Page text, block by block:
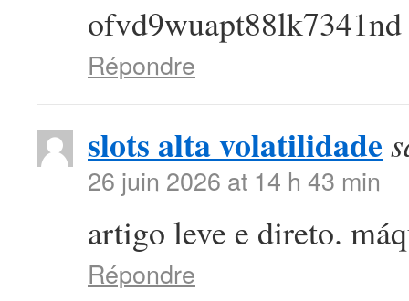
ofvd9wuapt88lk7341nd
Répondre
slots alta volatilidade
26 juin 2026 at 14 h 43 min
artigo leve e direto.
Répondre